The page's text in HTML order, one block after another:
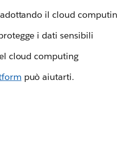
il cloud
i dati sensibili
cloud computing
può aiutarti.